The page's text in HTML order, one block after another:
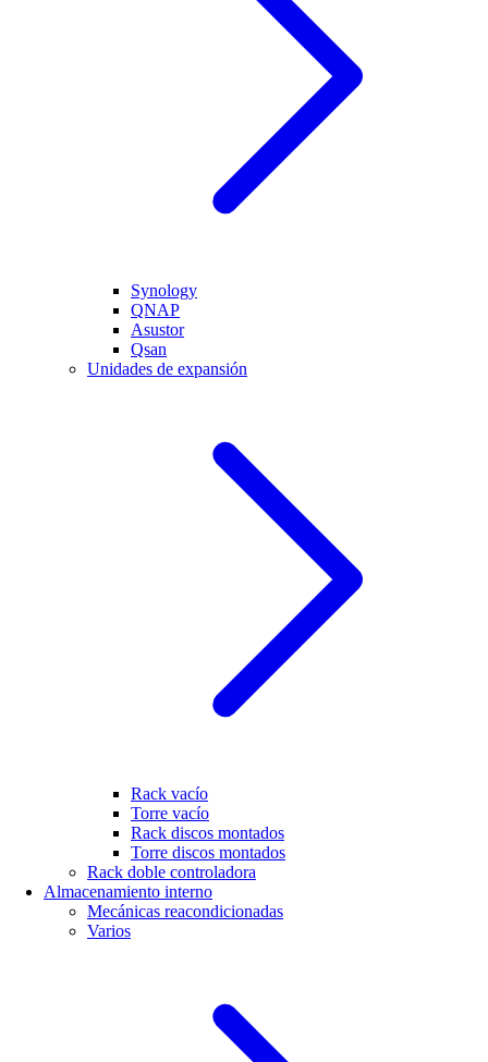
Synology
QNAP
Asustor
Qsan
Unidades de expansión
Rack vacío
Torre vacío
Rack discos montados
Torre discos montados
Rack doble controladora
Almacenamiento interno
Mecánicas reacondicionadas
Varios